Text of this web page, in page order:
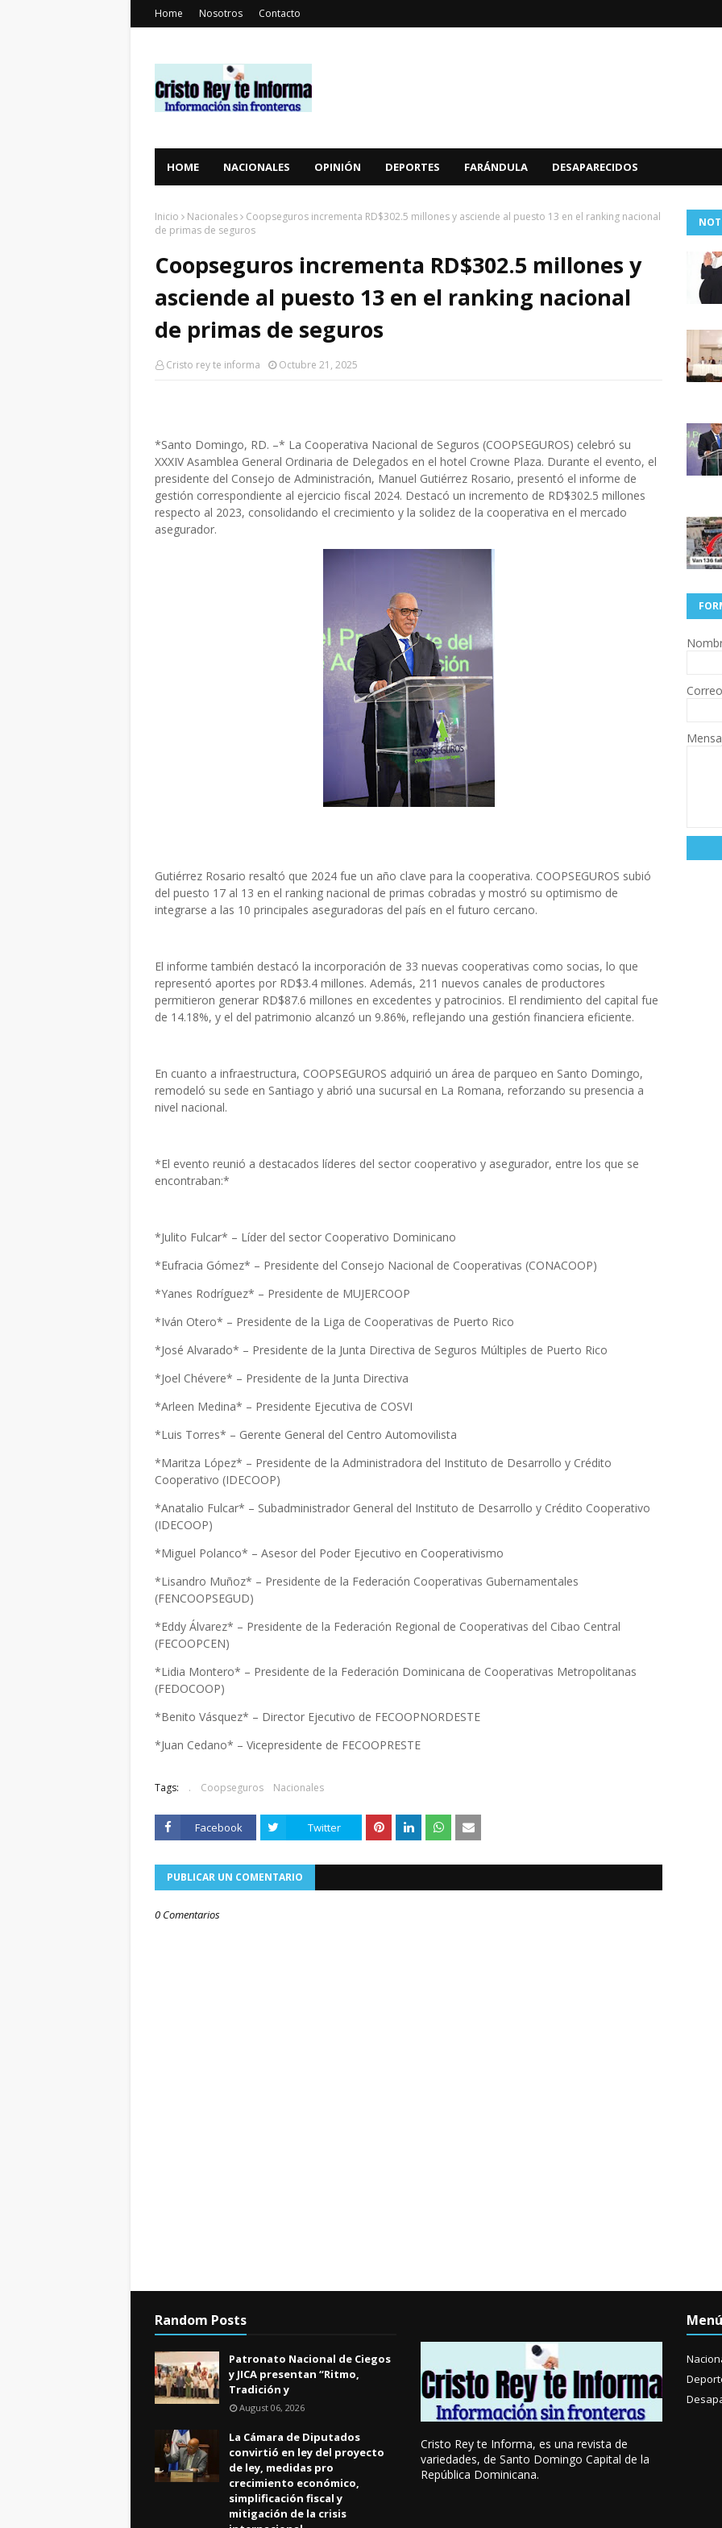
Home Nosotros Contacto
HOME NACIONALES OPINIÓN DEPORTES FARÁNDULA DESAPARECIDOS
Inicio Nacionales
Coopseguros incrementa RD$302.5 millones y asciende al puesto 13 en el ranking nacional
de primas de seguros
Coopseguros incrementa RD$302.5 millones y
asciende al puesto 13 en el ranking nacional
de primas de seguros
Cristo rey te informa Octubre 21, 2025
*Santo Domingo, RD. –* La Cooperativa Nacional de Seguros (COOPSEGUROS) celebró su
XXXIV Asamblea General Ordinaria de Delegados en el hotel Crowne Plaza. Durante el evento, el
presidente del Consejo de Administración, Manuel Gutiérrez Rosario, presentó el informe de
gestión correspondiente al ejercicio fiscal 2024. Destacó un incremento de RD$302.5 millones
respecto al 2023, consolidando el crecimiento y la solidez de la cooperativa en el mercado
asegurador.
Gutiérrez Rosario resaltó que 2024 fue un año clave para la cooperativa. COOPSEGUROS subió
del puesto 17 al 13 en el ranking nacional de primas cobradas y mostró su optimismo de
integrarse a las 10 principales aseguradoras del país en el futuro cercano.
El informe también destacó la incorporación de 33 nuevas cooperativas como socias, lo que
representó aportes por RD$3.4 millones. Además, 211 nuevos canales de productores
permitieron generar RD$87.6 millones en excedentes y patrocinios. El rendimiento del capital fue
de 14.18%, y el del patrimonio alcanzó un 9.86%, reflejando una gestión financiera eficiente.
En cuanto a infraestructura, COOPSEGUROS adquirió un área de parqueo en Santo Domingo,
remodeló su sede en Santiago y abrió una sucursal en La Romana, reforzando su presencia a
nivel nacional.
*El evento reunió a destacados líderes del sector cooperativo y asegurador, entre los que se
encontraban:*
*Julito Fulcar* – Líder del sector Cooperativo Dominicano
*Eufracia Gómez* – Presidente del Consejo Nacional de Cooperativas (CONACOOP)
*Yanes Rodríguez* – Presidente de MUJERCOOP
*Iván Otero* – Presidente de la Liga de Cooperativas de Puerto Rico
*José Alvarado* – Presidente de la Junta Directiva de Seguros Múltiples de Puerto Rico
*Joel Chévere* – Presidente de la Junta Directiva
*Arleen Medina* – Presidente Ejecutiva de COSVI
*Luis Torres* – Gerente General del Centro Automovilista
*Maritza López* – Presidente de la Administradora del Instituto de Desarrollo y Crédito
Cooperativo (IDECOOP)
*Anatalio Fulcar* – Subadministrador General del Instituto de Desarrollo y Crédito Cooperativo
(IDECOOP)
*Miguel Polanco* – Asesor del Poder Ejecutivo en Cooperativismo
*Lisandro Muñoz* – Presidente de la Federación Cooperativas Gubernamentales
(FENCOOPSEGUD)
*Eddy Álvarez* – Presidente de la Federación Regional de Cooperativas del Cibao Central
(FECOOPCEN)
*Lidia Montero* – Presidente de la Federación Dominicana de Cooperativas Metropolitanas
(FEDOCOOP)
*Benito Vásquez* – Director Ejecutivo de FECOOPNORDESTE
*Juan Cedano* – Vicepresidente de FECOOPRESTE
Tags: . Coopseguros Nacionales
Facebook Twitter
PUBLICAR UN COMENTARIO
0 Comentarios
Random Posts
Patronato Nacional de Ciegos
y JICA presentan “Ritmo,
Tradición y
August 06, 2026
La Cámara de Diputados
convirtió en ley del proyecto
de ley, medidas pro
crecimiento económico,
simplificación fiscal y
mitigación de la crisis
Cristo Rey te Informa, es una revista de
variedades, de Santo Domingo Capital de la
República Dominicana.
Menú